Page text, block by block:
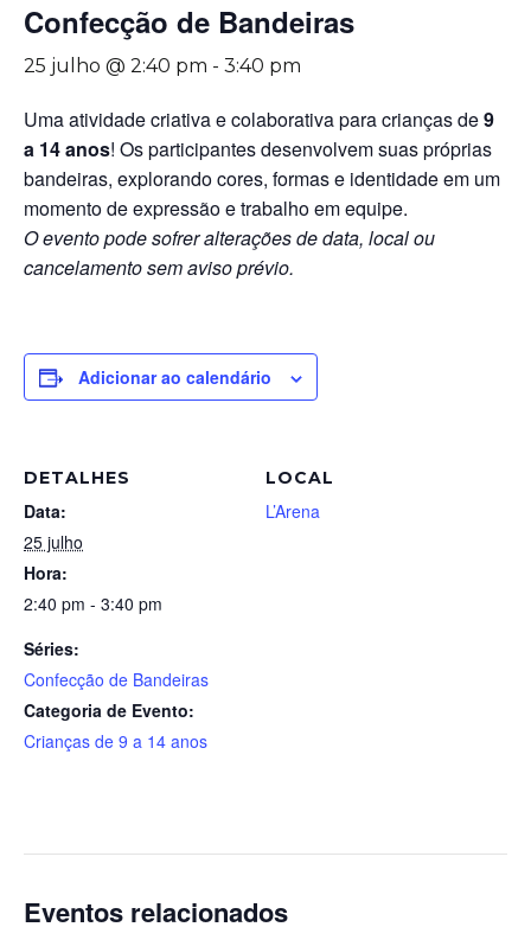
Confecção de Bandeiras
25 julho @ 2:40 pm - 3:40 pm
Uma atividade criativa e colaborativa para crianças de9
a 14 anos! Os participantes desenvolvem suas próprias
bandeiras, explorando cores, formas e identidade em um
momento de expressão e trabalho em equipe.
O evento pode sofrer alterações de data, local ou
cancelamento sem aviso prévio.
Adicionar ao calendário
DETALHES
Data:
25 julho
Hora:
2:40 pm - 3:40 pm
Séries:
Confecção de Bandeiras
Categoria de Evento:
Crianças de 9 a 14 anos
LOCAL
L’Arena
Eventos relacionados